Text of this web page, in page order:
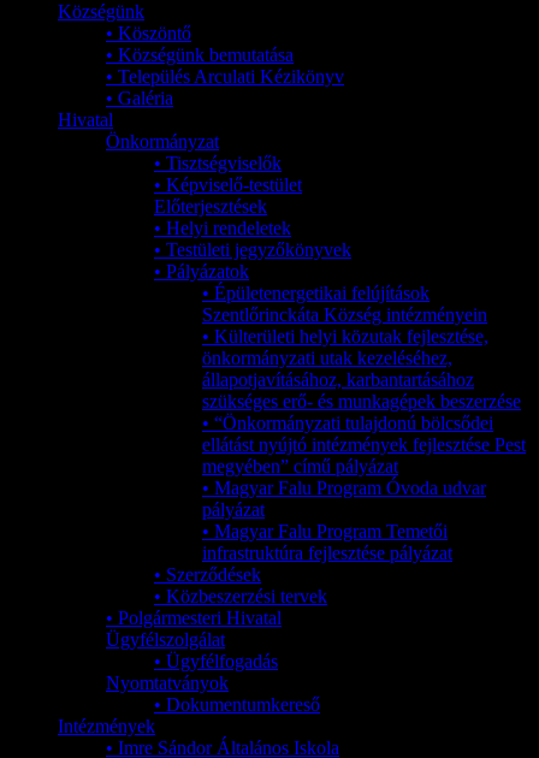
Községünk
• Köszöntő
• Községünk bemutatása
• Település Arculati Kézikönyv
• Galéria
Hivatal
Önkormányzat
• Tisztségviselők
• Képviselő-testület
Előterjesztések
• Helyi rendeletek
• Testületi jegyzőkönyvek
• Pályázatok
• Épületenergetikai felújítások
Szentlőrinckáta Község intézményein
• Külterületi helyi közutak fejlesztése,
önkormányzati utak kezeléséhez,
állapotjavításához, karbantartásához
szükséges erő- és munkagépek beszerzése
• “Önkormányzati tulajdonú bölcsődei
ellátást nyújtó intézmények fejlesztése Pest
megyében” című pályázat
• Magyar Falu Program Óvoda udvar
pályázat
• Magyar Falu Program Temetői
infrastruktúra fejlesztése pályázat
• Szerződések
• Közbeszerzési tervek
• Polgármesteri Hivatal
Ügyfélszolgálat
• Ügyfélfogadás
Nyomtatványok
• Dokumentumkereső
Intézmények
• Imre Sándor Általános Iskola